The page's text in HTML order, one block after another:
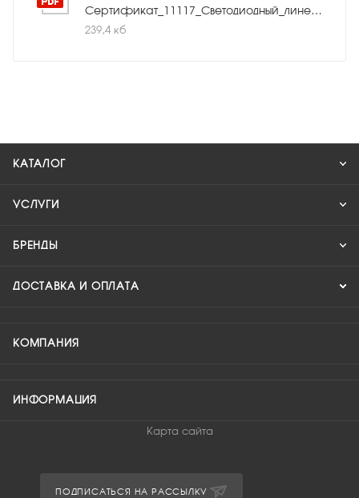
Сертификат_11117_Светодиодный_линейный_прожектор_Geniled_24W_RGBW_45°.pdf
239,4 кб
КАТАЛОГ
УСЛУГИ
БРЕНДЫ
ДОСТАВКА И ОПЛАТА
КОМПАНИЯ
ИНФОРМАЦИЯ
Карта сайта
ПОДПИСАТЬСЯ НА РАССЫЛКУ